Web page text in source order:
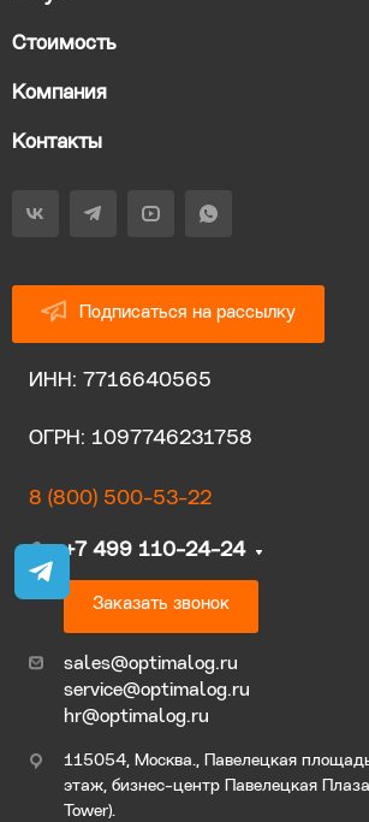
Стоимость
Компания
Контакты
Подписаться на рассылку
ИНН: 7716640565
ОГРН: 1097746231758
8 (800) 500-53-22
+7 499 110-24-24
Заказать звонок
sales@optimalog.ru
service@optimalog.ru
hr@optimalog.ru
115054, Москва., Павелецкая
этаж, бизнес-центр Павелецкая
Tower).